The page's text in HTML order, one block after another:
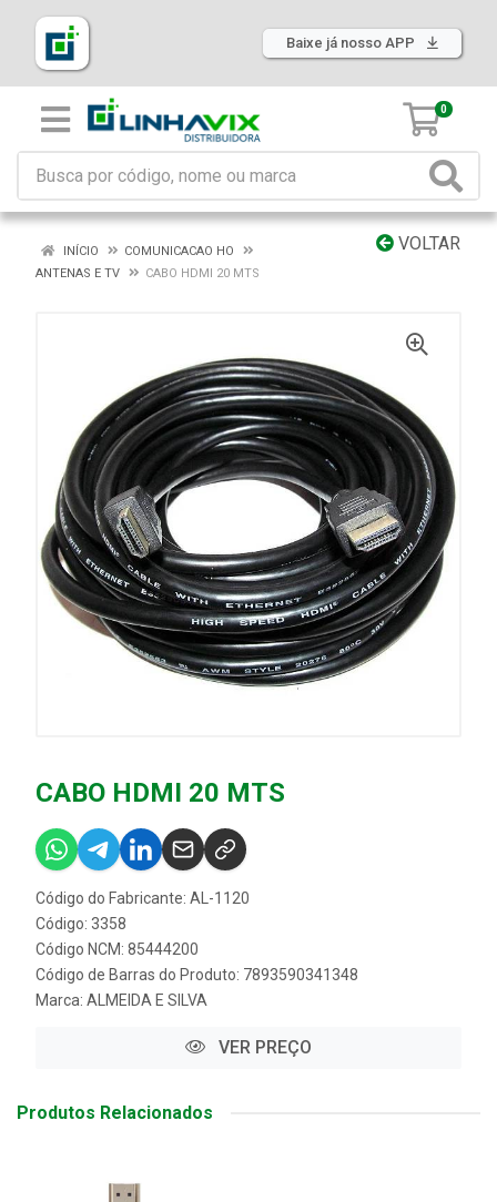
Baixe já nosso APP
0
VOLTAR
INÍCIO
COMUNICACAO HO
ANTENAS E TV
CABO HDMI 20 MTS
CABO HDMI 20 MTS
Código do Fabricante: AL-1120
Código: 3358
Código NCM: 85444200
Código de Barras do Produto: 7893590341348
Marca: ALMEIDA E SILVA
VER PREÇO
Produtos Relacionados